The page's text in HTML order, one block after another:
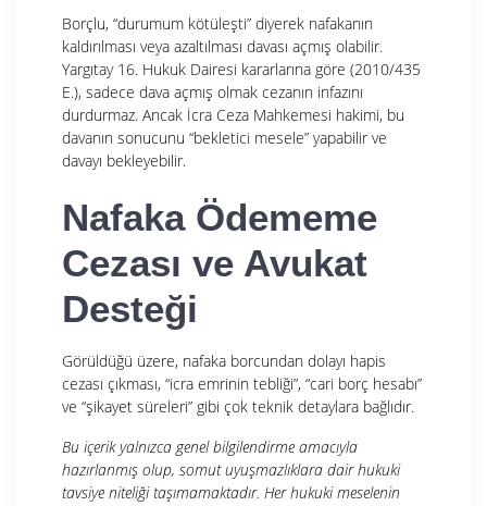
Borçlu, “durumum kötüleşti” diyerek nafakanın
kaldırılması veya azaltılması davası açmış olabilir.
Yargıtay 16. Hukuk Dairesi kararlarına göre (2010/435
E.), sadece dava açmış olmak cezanın infazını
durdurmaz. Ancak İcra Ceza Mahkemesi hakimi, bu
davanın sonucunu “bekletici mesele” yapabilir ve
davayı bekleyebilir.
Nafaka Ödememe
Cezası ve Avukat
Desteği
Görüldüğü üzere, nafaka borcundan dolayı hapis
cezası çıkması, “icra emrinin tebliği”, “cari borç hesabı”
ve “şikayet süreleri” gibi çok teknik detaylara bağlıdır.
Bu içerik yalnızca genel bilgilendirme amacıyla
hazırlanmış olup, somut uyuşmazlıklara dair hukuki
tavsiye niteliği taşımamaktadır. Her hukuki meselenin